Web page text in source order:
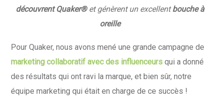
découvrent Quaker®et génèrent un excellentbouche à
oreille
Pour Quaker, nous avons mené une grande campagne de
marketing collaboratif avec des influenceurs qui a donné
des résultats qui ont ravi la marque, et bien sûr, notre
équipe marketing qui était en charge de ce succès !